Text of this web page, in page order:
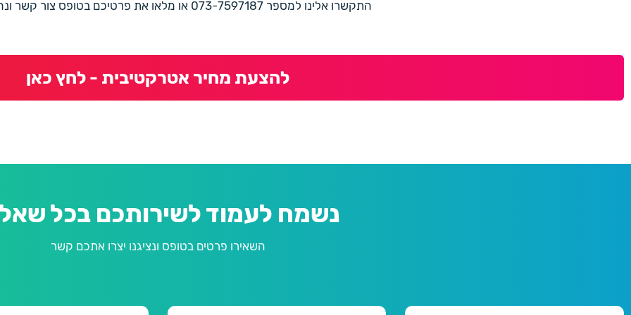
התקשרו אלינו למספר 073-7597187 או מלאו את פרטיכם בטופס צור קשר ונחזור בהקדם
להצעת מחיר אטרקטיבית - לחץ כאן
נשמח לעמוד לשירותכם בכל
השאירו פרטים בטופס ונציגנו יצרו אתכם קשר